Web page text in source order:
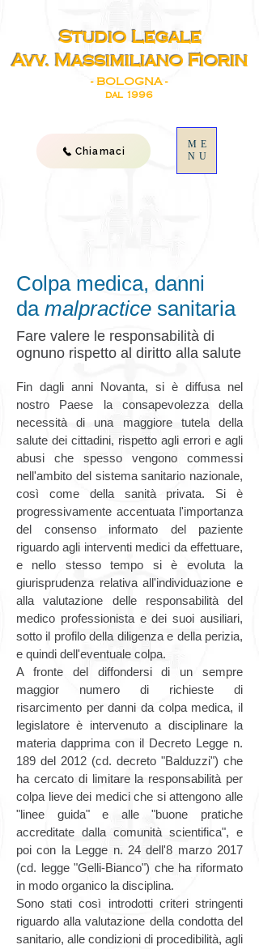
Studio Legale
Avv. Massimiliano Fiorin
- BOLOGNA -
dal 1996
ME
NU
Chiamaci
Colpa medica, danni
da malpractice sanitaria
Fare valere le responsabilità di
ognuno rispetto al diritto alla salute
Fin dagli anni Novanta, si è diffusa nel
nostro Paese la consapevolezza della
necessità di una maggiore tutela della
salute dei cittadini, rispetto agli errori e agli
abusi che spesso vengono commessi
nell'ambito del sistema sanitario nazionale,
così come della sanità privata. Si è
progressivamente accentuata l'importanza
del consenso informato del paziente
riguardo agli interventi medici da effettuare,
e nello stesso tempo si è evoluta la
giurisprudenza relativa all'individuazione e
alla valutazione delle responsabilità del
medico professionista e dei suoi ausiliari,
sotto il profilo della diligenza e della perizia,
e quindi dell'eventuale colpa.
A fronte del diffondersi di un sempre
maggior numero di richieste di
risarcimento per danni da colpa medica, il
legislatore è intervenuto a disciplinare la
materia dapprima con il Decreto Legge n.
189 del 2012 (cd. decreto "Balduzzi") che
ha cercato di limitare la responsabilità per
colpa lieve dei medici che si attengono alle
"linee guida" e alle "buone pratiche
accreditate dalla comunità scientifica", e
poi con la Legge n. 24 dell'8 marzo 2017
(cd. legge "Gelli-Bianco") che ha riformato
in modo organico la disciplina.
Sono stati così introdotti criteri stringenti
riguardo alla valutazione della condotta del
sanitario, alle condizioni di procedibilità, agli